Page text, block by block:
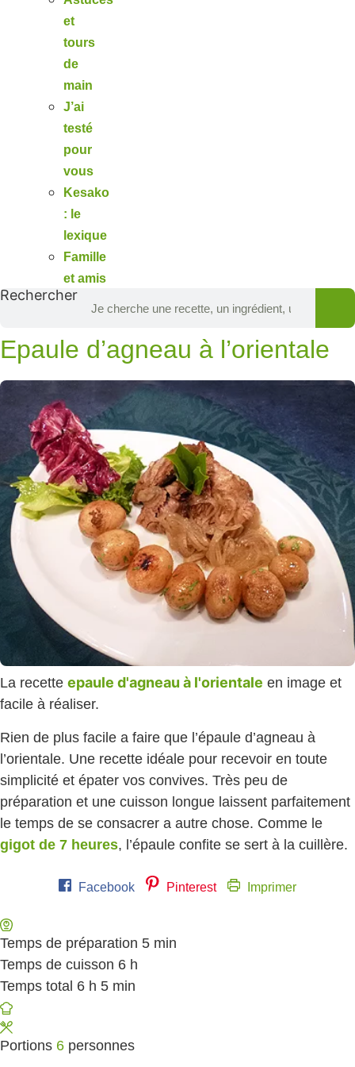
et
tours
de
main
J’ai
testé
pour
vous
Kesako
: le
lexique
Famille
et amis
Rechercher
Epaule d’agneau à l’orientale
La recette epaule d'agneau à l'orientale en image et
facile à réaliser.
Rien de plus facile a faire que l’épaule d’agneau à
l’orientale. Une recette idéale pour recevoir en toute
simplicité et épater vos convives. Très peu de
préparation et une cuisson longue laissent parfaitement
le temps de se consacrer a autre chose. Comme le
gigot de 7 heures, l’épaule confite se sert à la cuillère.
Facebook Pinterest Imprimer
Temps de préparation 5 minutes
min
Temps de cuisson 6 heures
h
Temps total 6 heures
h 5 minutes
min
Portions 6 personnes